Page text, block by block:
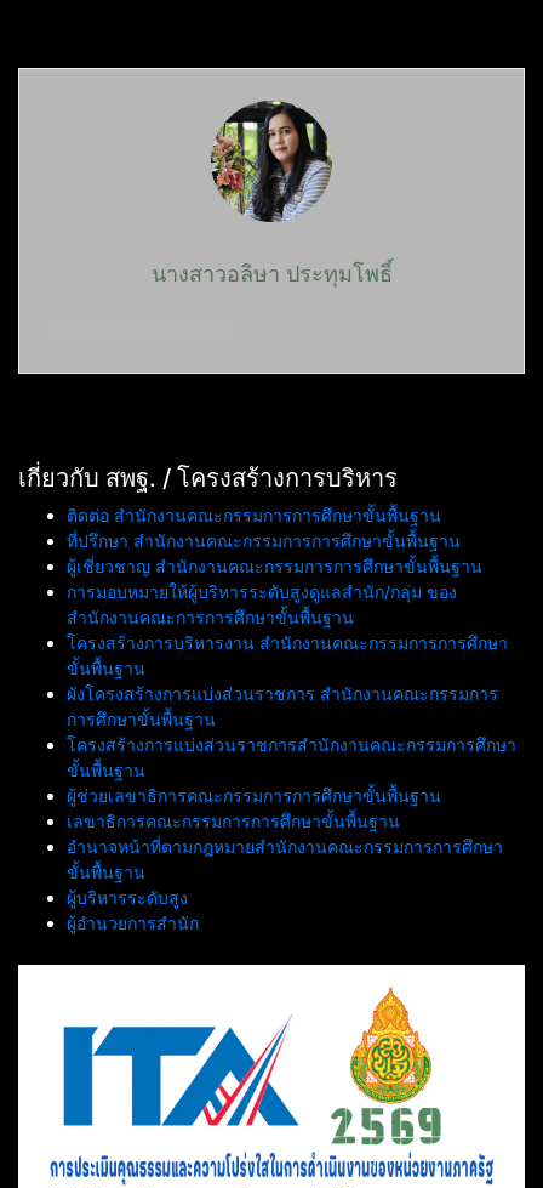
นางสาวอลิษา ประทุมโพธิ์
เกี่ยวกับ สพฐ. / โครงสร้างการบริหาร
ติดต่อ สำนักงานคณะกรรมการการศึกษาขั้นพื้นฐาน
ที่ปรึกษา สำนักงานคณะกรรมการการศึกษาขั้นพื้นฐาน
ผู้เชี่ยวชาญ สำนักงานคณะกรรมการการศึกษาขั้นพื้นฐาน
การมอบหมายให้ผู้บริหารระดับสูงดูแลสำนัก/กลุ่ม ของ
สำนักงานคณะการการศึกษาขั้นพื้นฐาน
โครงสร้างการบริหารงาน สำนักงานคณะกรรมการการศึกษา
ขั้นพื้นฐาน
ผังโครงสร้างการแบ่งส่วนราชการ สำนักงานคณะกรรมการ
การศึกษาขั้นพื้นฐาน
โครงสร้างการแบ่งส่วนราชการสำนักงานคณะกรรมการศึกษา
ขั้นพื้นฐาน
ผู้ช่วยเลขาธิการคณะกรรมการการศึกษาขั้นพื้นฐาน
เลขาธิการคณะกรรมการการศึกษาขั้นพื้นฐาน
อำนาจหน้าที่ตามกฎหมายสำนักงานคณะกรรมการการศึกษา
ขั้นพื้นฐาน
ผู้บริหารระดับสูง
ผู้อำนวยการสำนัก